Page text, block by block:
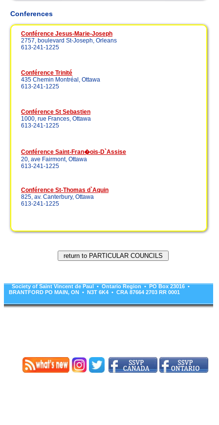
Conferences
Conférence Jesus-Marie-Joseph
2757, boulevard St-Joseph, Orleans
613-241-1225
Conférence Trinité
435 Chemin Montréal, Ottawa
613-241-1225
Conférence St Sebastien
1000, rue Frances, Ottawa
613-241-1225
Conférence Saint-Fran�ois-D`Assise
20, ave Fairmont, Ottawa
613-241-1225
Conférence St-Thomas d`Aquin
825, av. Canterbury, Ottawa
613-241-1225
Society of Saint Vincent de Paul • Ontario Region • PO Box 23016 •
BRANTFORD PO MAIN, ON • N3T 6K4 • CRA 87664 2703 RR 0001